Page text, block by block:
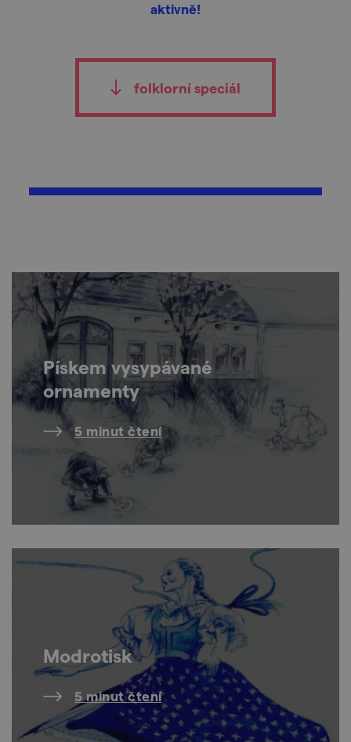
aktivně!
folklorní speciál
Pískem vysypávané
ornamenty
5 minut čtení
Modrotisk
5 minut čtení